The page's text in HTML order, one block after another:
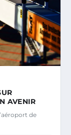
AVENIR
de